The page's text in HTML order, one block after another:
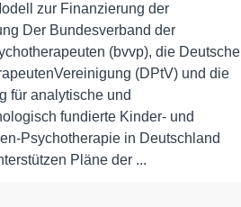
zur Finanzierung der
Der Bundesverband der
(bvvp), die Deutsche
(DPtV) und die
für analytische und
fundierte Kinder- und
Psychotherapie in Deutschland
Pläne der ...